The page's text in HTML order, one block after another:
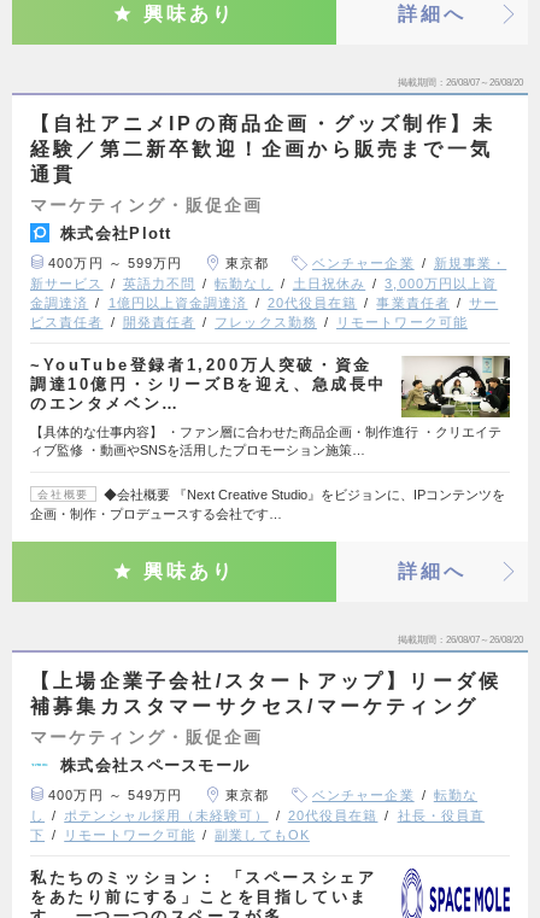
興味あり 詳細へ
掲載期間 26/08/07～26/08/20
【自社アニメIPの商品企画・グッズ制作】未
経験／第二新卒歓迎！企画から販売まで一気
通貫
マーケティング・販促企画
株式会社Plott
400万円 ～ 599万円 東京都 ベンチャー企業
新規事業・
新サービス
英語力不問 転勤なし 土日祝休み
3,000万円以上資
金調達済
1億円以上資金調達済 20代役員在籍 事業責任者
サー
ビス責任者
開発責任者 フレックス勤務 リモートワーク可能
~YouTube登録者1,200万人突破・資金
調達10億円・シリーズBを迎え、急成長中
のエンタメベン…
【具体的な仕事内容】 ・ファン層に合わせた商品企画・制作進行 ・クリエイテ
ィブ監修 ・動画やSNSを活用したプロモーション施策…
会社概要
◆会社概要 『Next Creative Studio』をビジョンに、IPコンテンツを
企画・制作・プロデュースする会社です…
興味あり 詳細へ
掲載期間 26/08/07～26/08/20
【上場企業子会社/スタートアップ】リーダ候
補募集カスタマーサクセス/マーケティング
マーケティング・販促企画
株式会社スペースモール
400万円 ～ 549万円 東京都 ベンチャー企業
転勤な
し
ポテンシャル採用（未経験可） 20代役員在籍
社長・役員直
下
リモートワーク可能 副業してもOK
私たちのミッション： 「スペースシェア
をあたり前にする」ことを目指していま